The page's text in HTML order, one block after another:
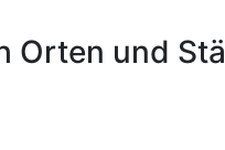
Orten und